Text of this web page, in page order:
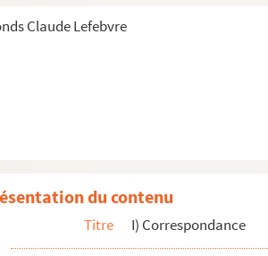
Claude Lefebvre
moi
musique
vous
jouerons
du contenu
Titre I) Correspondance